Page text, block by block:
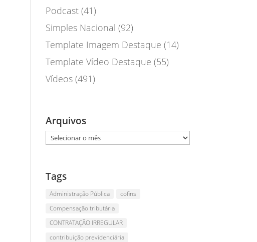
Podcast(41)
Simples Nacional (92)
Template Imagem Destaque (14)
Template Vídeo Destaque (55)
Vídeos(491)
Arquivos
Arquivos
Tags
Administração Pública
cofins
Compensação tributária
CONTRATAÇÃO IRREGULAR
contribuição previdenciária